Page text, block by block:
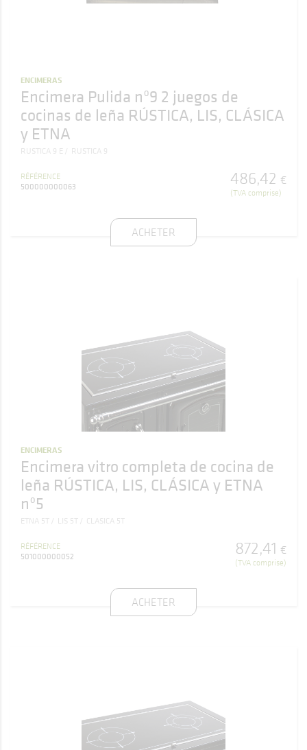
ENCIMERAS
Encimera Pulida nº9 2 juegos de
cocinas de leña RÚSTICA, LIS, CLÁSICA
y ETNA
RUSTICA 9 E RUSTICA 9
RÉFÉRENCE
500000000063
486,42 €
(TVA comprise)
ACHETER
ENCIMERAS
Encimera vitro completa de cocina de
leña RÚSTICA, LIS, CLÁSICA y ETNA
nº5
ETNA 5T LIS 5T CLASICA 5T
RÉFÉRENCE
501000000052
872,41 €
(TVA comprise)
ACHETER